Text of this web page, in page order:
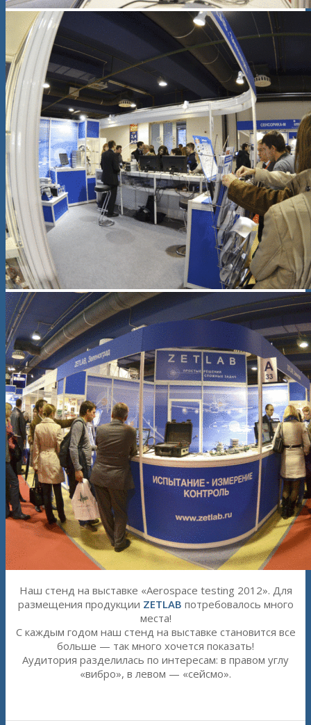
Наш стенд на выставке «Aerospace testing 2012». Для
размещения продукции ZETLAB потребовалось много
места!
С каждым годом наш стенд на выставке становится все
больше — так много хочется показать!
Аудитория разделилась по интересам: в правом углу
«вибро», в левом — «сейсмо».